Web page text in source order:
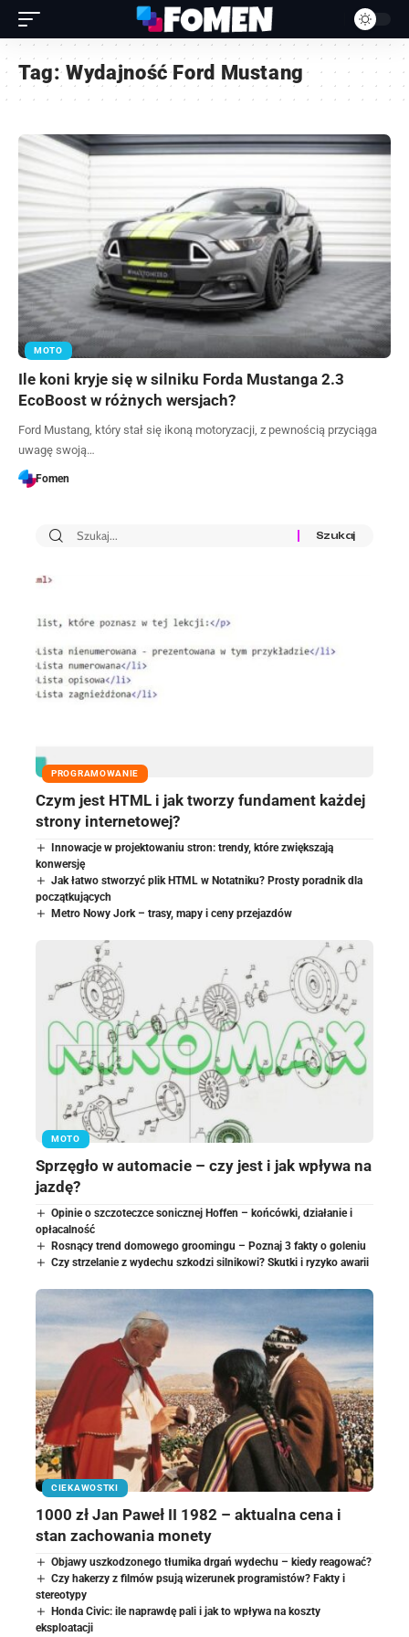
Tag:Wydajność Ford Mustang
MOTO
Ile koni kryje się w silniku Forda Mustanga 2.3
EcoBoost w różnych wersjach?
Ford Mustang, który stał się ikoną motoryzacji, z pewnością przyciąga
uwagę swoją…
Fomen
PROGRAMOWANIE
Czym jest HTML i jak tworzy fundament każdej
strony internetowej?
Innowacje w projektowaniu stron: trendy, które zwiększają
konwersję
Jak łatwo stworzyć plik HTML w Notatniku? Prosty poradnik dla
początkujących
Metro Nowy Jork – trasy, mapy i ceny przejazdów
MOTO
Sprzęgło w automacie – czy jest i jak wpływa na
jazdę?
Opinie o szczoteczce sonicznej Hoffen – końcówki, działanie i
opłacalność
Rosnący trend domowego groomingu – Poznaj 3 fakty o goleniu
Czy strzelanie z wydechu szkodzi silnikowi? Skutki i ryzyko awarii
CIEKAWOSTKI
1000 zł Jan Paweł II 1982 – aktualna cena i
stan zachowania monety
Objawy uszkodzonego tłumika drgań wydechu – kiedy reagować?
Czy hakerzy z filmów psują wizerunek programistów? Fakty i
stereotypy
Honda Civic: ile naprawdę pali i jak to wpływa na koszty
eksploatacji